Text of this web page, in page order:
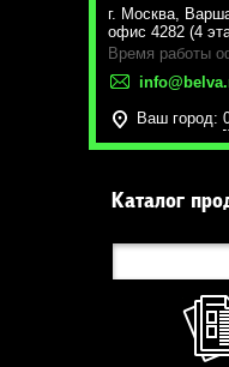
г. Москва,
офис 4282 (4
Время работы
Ваш город:
Каталог